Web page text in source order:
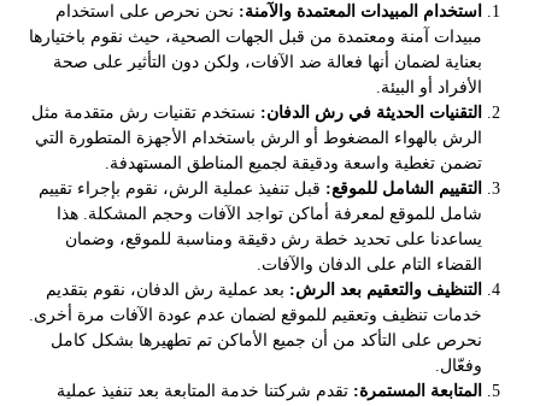
استخدام المبيدات المعتمدة والآمنة: نحن نحرص على استخدام
مبيدات آمنة ومعتمدة من قبل الجهات الصحية، حيث نقوم باختيارها
بعناية لضمان أنها فعالة ضد الآفات، ولكن دون التأثير على صحة
الأفراد أو البيئة.
التقنيات الحديثة في رش الدفان: نستخدم تقنيات رش متقدمة مثل
الرش بالهواء المضغوط أو الرش باستخدام الأجهزة المتطورة التي
تضمن تغطية واسعة ودقيقة لجميع المناطق المستهدفة.
التقييم الشامل للموقع: قبل تنفيذ عملية الرش، نقوم بإجراء تقييم
شامل للموقع لمعرفة أماكن تواجد الآفات وحجم المشكلة. هذا
يساعدنا على تحديد خطة رش دقيقة ومناسبة للموقع، وضمان
القضاء التام على الدفان والآفات.
التنظيف والتعقيم بعد الرش: بعد عملية رش الدفان، نقوم بتقديم
خدمات تنظيف وتعقيم للموقع لضمان عدم عودة الآفات مرة أخرى.
نحرص على التأكد من أن جميع الأماكن تم تطهيرها بشكل كامل
وفعّال.
المتابعة المستمرة: تقدم شركتنا خدمة المتابعة بعد تنفيذ عملية